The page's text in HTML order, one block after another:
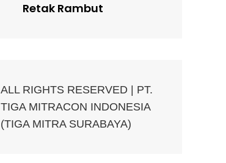
Retak Rambut
ALL RIGHTS RESERVED | PT.
TIGA MITRACON INDONESIA
(TIGA MITRA SURABAYA)